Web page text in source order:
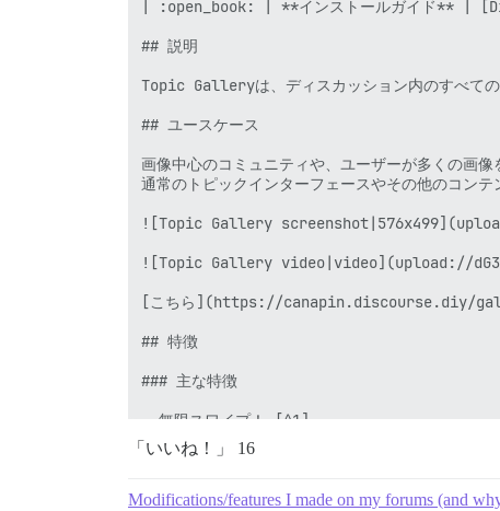
| :open_book: | **インストールガイド** |
## 説明
Topic Galleryは、ディスカッション内のすべての
## ユースケース
画像中心のコミュニティや、ユーザーが多くの画像
通常のトピックインターフェースやその他のコン
![Topic Gallery
![Topic Gallery video|video](upload://
[こちら](https://canapin.discourse.diy/gallery/
## 特徴
### 主な特徴
- 無限スワイプ！ [^1]
- ユーザーと日付のフィルター
- グループ固有のアクセス
「いいね！」 16
Modifications/features I made on my forums (and